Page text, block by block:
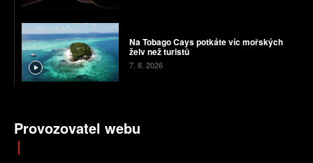
Na Tobago Cays potkáte víc mořských
želv než turistů
7. 8. 2026
Provozovatel webu